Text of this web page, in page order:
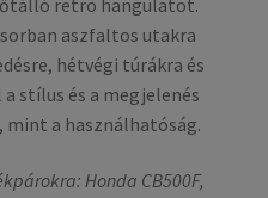
aszfaltos utakra
hétvégi túrákra és
stílus és a megjelenés
a használhatóság.
Honda CB500F,